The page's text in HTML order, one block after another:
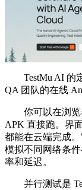
TestMu AI 的
QA 团队的在线
你可以在浏览
APK 直接跑。界
都能在云端完成
模拟不同网络条
率和延迟。
并行测试是